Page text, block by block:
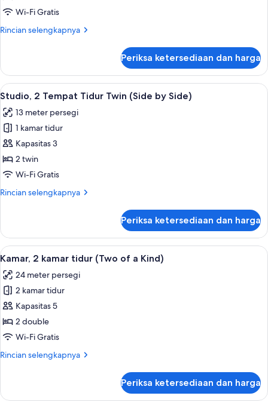
Plus)
Tempat
Double
a
Kind)
Wi-Fi Gratis
Rincian selengkapnya
Rincian
Studio,
Tempat
Double
(One
of
a
Kind)
Periksa ketersediaan dan harga
Lihat
semua
foto
untuk
Studio,
2
Tempat
Twin
Side)
Studio, 2 Tempat Tidur Twin (Side
7
Studio, 2 Tempat Tidur Twin (Side by Side)
13 meter persegi
1 kamar tidur
Kapasitas 3
2 twin
Wi-Fi Gratis
Rincian selengkapnya
Rincian
Studio,
Tempat
Twin
(Side
by
Side)
Periksa ketersediaan dan harga
Lihat
semua
foto
untuk
Kamar,
2
kamar
(Two
Kamar, 2 kamar tidur (Two of a
9
Kamar, 2 kamar tidur (Two of a Kind)
24 meter persegi
2 kamar tidur
Kapasitas 5
2 double
Wi-Fi Gratis
Rincian selengkapnya
Rincian
Kamar,
Periksa ketersediaan dan harga